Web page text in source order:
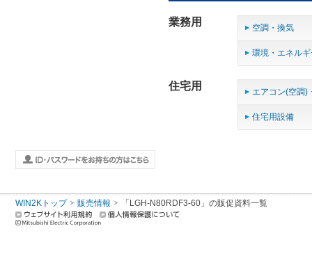
業務用 空調・換気
環境・エネル
住宅用 エアコン(空調)
住宅用設備
WIN2Kトップ 販売情報 「LGH-N80RDF3-60」の販促資料一覧